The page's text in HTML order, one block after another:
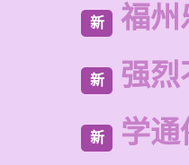
新 福州
新 强烈
新 学通